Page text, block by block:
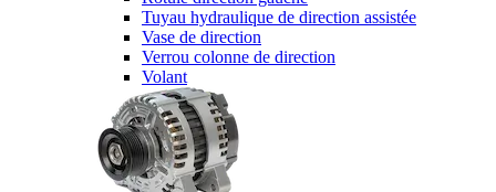
Tuyau hydraulique de direction assistée
Vase de direction
Verrou colonne de direction
Volant